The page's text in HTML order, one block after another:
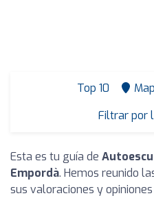
Top 10
Filtrar por
Esta es tu guía de
Empordà. Hemos reunido
sus valoraciones y